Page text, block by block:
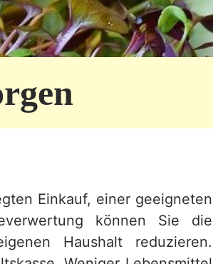
Einkauf, einer geeigneten
können Sie die
Haushalt reduzieren.